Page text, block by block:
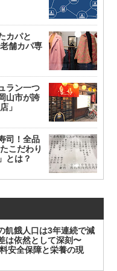
カパと
舗カパ専
ラン一つ
山市が誇
」
司！全品
こだわり
とは？
飢餓人口は3年連続で減
は依然として深刻〜
安全保障と栄養の現